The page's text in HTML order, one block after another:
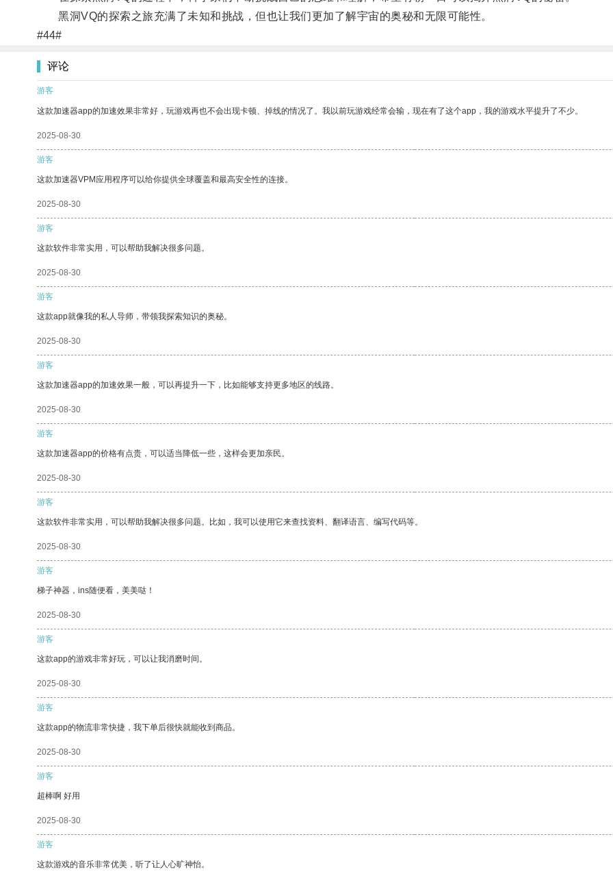
黑洞VQ的探索之旅充满了未知和挑战，但也让我们更加了解宇宙的奥秘和无限可能性。
#44#
评论
游客
这款加速器app的加速效果非常好，玩游戏再也不会出现卡顿、掉线的情况了。我以前玩游戏经常会输，现在有了这个app，我的游戏水平提升了不少。
2025-08-30
游客
这款加速器VPM应用程序可以给你提供全球覆盖和最高安全性的连接。
2025-08-30
游客
这款软件非常实用，可以帮助我解决很多问题。
2025-08-30
游客
这款app就像我的私人导师，带领我探索知识的奥秘。
2025-08-30
游客
这款加速器app的加速效果一般，可以再提升一下，比如能够支持更多地区的线路。
2025-08-30
游客
这款加速器app的价格有点贵，可以适当降低一些，这样会更加亲民。
2025-08-30
游客
这款软件非常实用，可以帮助我解决很多问题。比如，我可以使用它来查找资料、翻译语言、编写代码等。
2025-08-30
游客
梯子神器，ins随便看，美美哒！
2025-08-30
游客
这款app的游戏非常好玩，可以让我消磨时间。
2025-08-30
游客
这款app的物流非常快捷，我下单后很快就能收到商品。
2025-08-30
游客
超棒啊 好用
2025-08-30
游客
这款游戏的音乐非常优美，听了让人心旷神怡。